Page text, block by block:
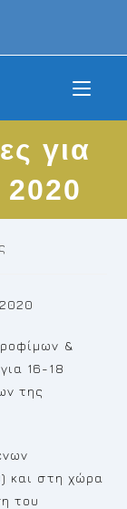
για
2020
&
16-18
της
και στη χώρα
του